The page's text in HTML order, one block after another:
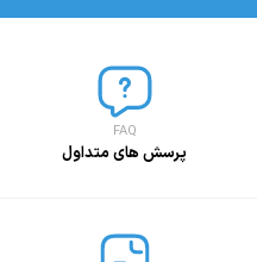
FAQ
پرسش های متداول